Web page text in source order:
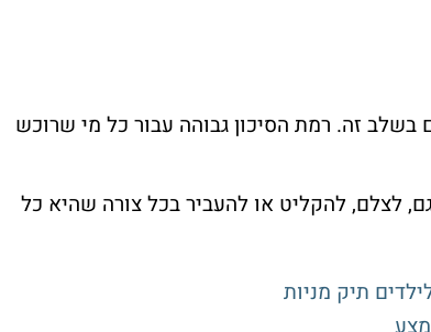
זה. רמת הסיכון גבוהה עבור כל מי שרוכש
לצלם, להקליט או להעביר בכל צורה שהיא כל
תיק מניות